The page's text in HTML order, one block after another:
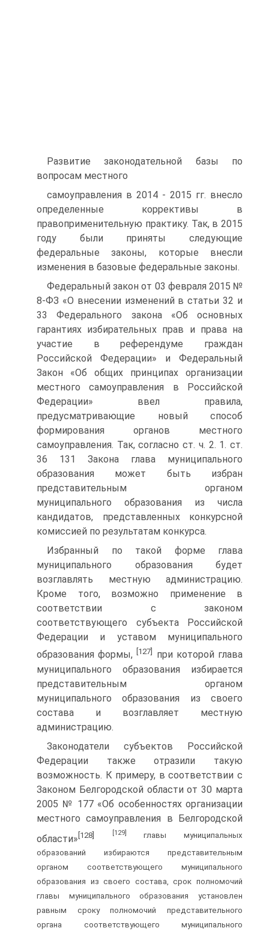
Развитие законодательной базы по
вопросам местного
самоуправления в 2014 - 2015 гг. внесло
определенные коррективы в
правоприменительную практику. Так, в 2015
году были приняты следующие
федеральные законы, которые внесли
изменения в базовые федеральные законы.
Федеральный закон от 03 февраля 2015 №
8-ФЗ «О внесении изменений в статьи 32 и
33 Федерального закона «Об основных
гарантиях избирательных прав и права на
участие в референдуме граждан
Российской Федерации» и Федеральный
Закон «Об общих принципах организации
местного самоуправления в Российской
Федерации» ввел правила,
предусматривающие новый способ
формирования органов местного
самоуправления. Так, согласно ст. ч. 2. 1. ст.
36 131 Закона глава муниципального
образования может быть избран
представительным органом
муниципального образования из числа
кандидатов, представленных конкурсной
комиссией по результатам конкурса.
Избранный по такой форме глава
муниципального образования будет
возглавлять местную администрацию.
Кроме того, возможно применение в
соответствии с законом
соответствующего субъекта Российской
Федерации и уставом муниципального
образования формы, [127]
при которой глава
муниципального образования избирается
представительным органом
муниципального образования из своего
состава и возглавляет местную
администрацию.
Законодатели субъектов Российской
Федерации также отразили такую
возможность. К примеру, в соответствии с
Законом Белгородской области от 30 марта
2005 № 177 «Об особенностях организации
местного самоуправления в Белгородской
области» [128] [129]
главы муниципальных
образований избираются представительным
органом соответствующего муниципального
образования из своего состава, срок полномочий
главы муниципального образования установлен
равным сроку полномочий представительного
органа соответствующего муниципального